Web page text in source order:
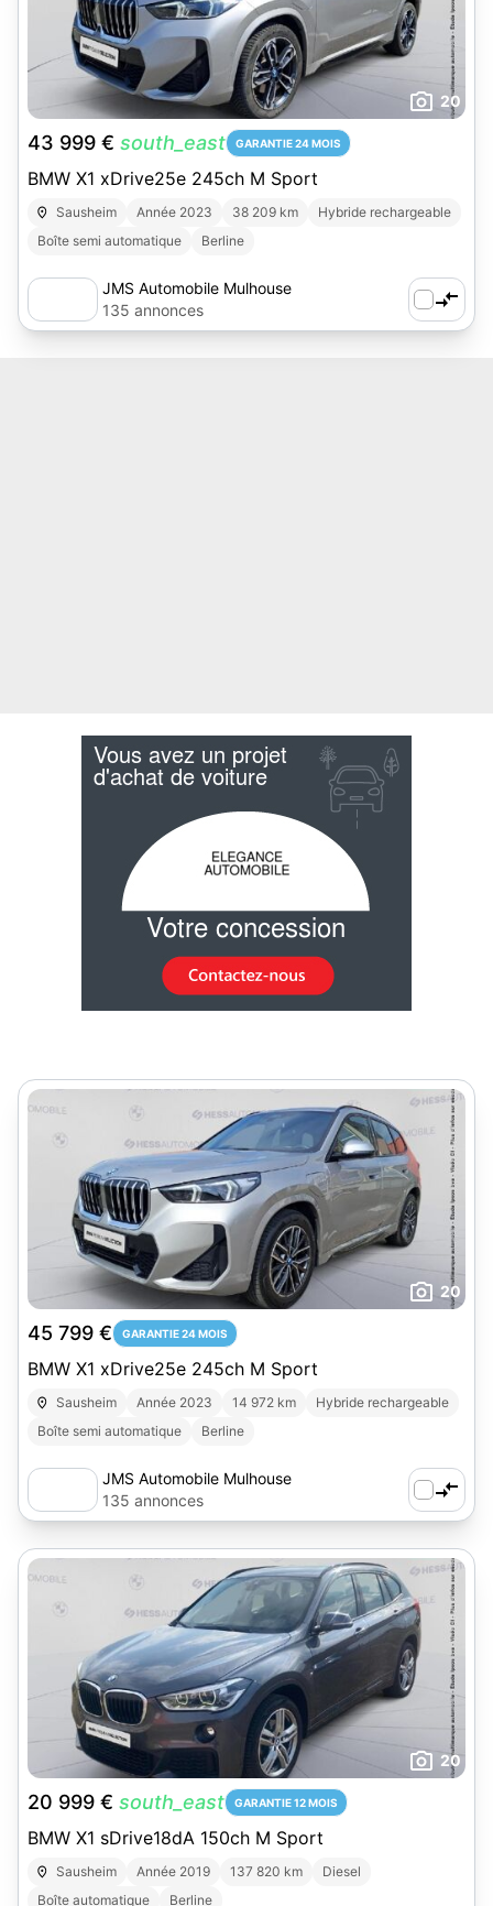
20
43 999 € south_east GARANTIE 24 MOIS
BMW X1 xDrive25e 245ch M Sport
Sausheim Année 2023 38 209 km
Hybride rechargeable
Boîte semi automatique
Berline
JMS Automobile Mulhouse
135 annonces
20
45 799 € GARANTIE 24 MOIS
BMW X1 xDrive25e 245ch M Sport
Sausheim Année 2023 14 972 km
Hybride rechargeable
Boîte semi automatique
Berline
JMS Automobile Mulhouse
135 annonces
20
20 999 € south_east GARANTIE 12 MOIS
BMW X1 sDrive18dA 150ch M Sport
Sausheim Année 2019 137 820 km
Diesel
Boîte automatique
Berline